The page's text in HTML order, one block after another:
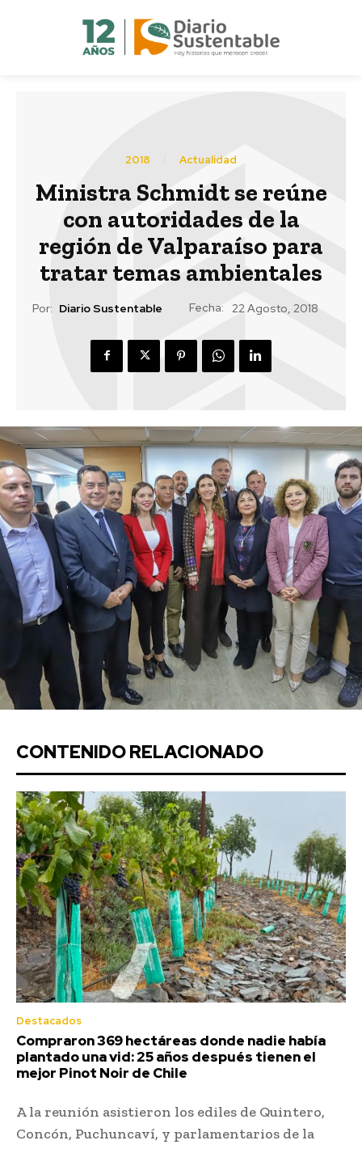
2018 Actualidad
Ministra Schmidt se reúne
con autoridades de la
región de Valparaíso para
tratar temas ambientales
Por: Diario Sustentable Fecha: 22 Agosto, 2018
CONTENIDO RELACIONADO
Destacados
Compraron 369 hectáreas donde nadie había
plantado una vid: 25 años después tienen el
mejor Pinot Noir de Chile
A la reunión asistieron los ediles de Quintero,
Concón, Puchuncaví, y parlamentarios de la